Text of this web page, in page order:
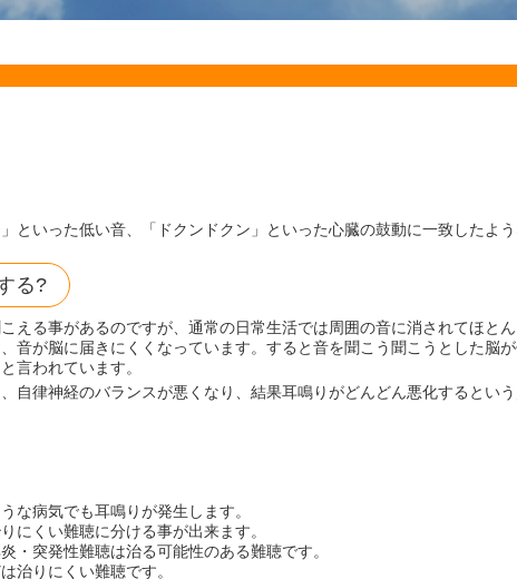
といった低い音、「ドクンドクン」といった心臓の鼓動に一致したよ
る?
える事があるのですが、通常の日常生活では周囲の音に消されてほとん
音が脳に届きにくくなっています。すると音を聞こう聞こうとした脳
言われています。
自律神経のバランスが悪くなり、結果耳鳴りがどんどん悪化するという
な病気でも耳鳴りが発生します。
にくい難聴に分ける事が出来ます。
・突発性難聴は治る可能性のある難聴です。
治りにくい難聴です。